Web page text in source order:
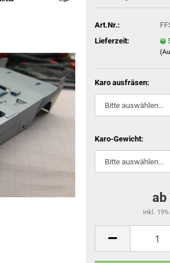
Art.Nr.:
Lieferzeit:
Karo ausfräsen:
Karo-Gewicht:
ab
inkl.